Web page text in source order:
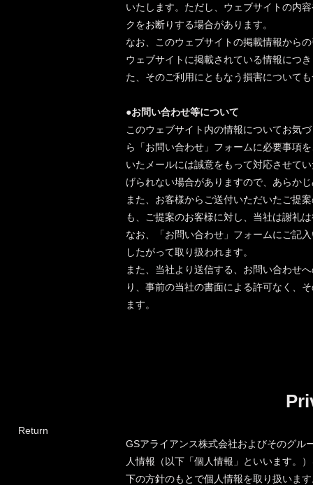
いたします。ただし、ウェブサイトの内
クをお断りする場合があります。
なお、このウェブサイトの掲載情報から
ウェブサイトに掲載されている情報につ
た、そのご利用にともなう損害について
●お問い合わせ等について
このウェブサイト内の情報についてお気
ら「お問い合わせ」フォームに必要事項
いたメールには誠意をもって対応させて
げられない場合がありますので、あらか
また、お客様からご送付いただいたご提
も、ご提案のお客様に対し、当社は謝礼
なお、「お問い合わせ」フォームにご記
したがって取り扱われます。
また、当社より送信する、お問い合わせ
り、事前の当社の書面による許可なく、
ます。
​Return
GSアライアンス株式会社およびそのグル
人情報（以下「個人情報」といいます。
下の方針のもとで個人情報を取り扱いま